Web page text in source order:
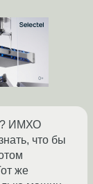
ИМХО
что бы
же